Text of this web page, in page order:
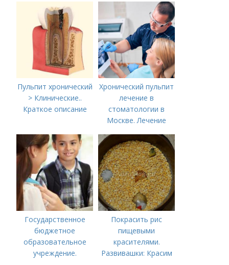
ребенку?
Пульпит хронический
> Клинические..
Краткое описание
Хронический пульпит
лечение в
стоматологии в
Москве. Лечение
Московской области
Государственное
бюджетное
образовательное
учреждение.
Покрасить рис
пищевыми
красителями.
Развивашки: Красим